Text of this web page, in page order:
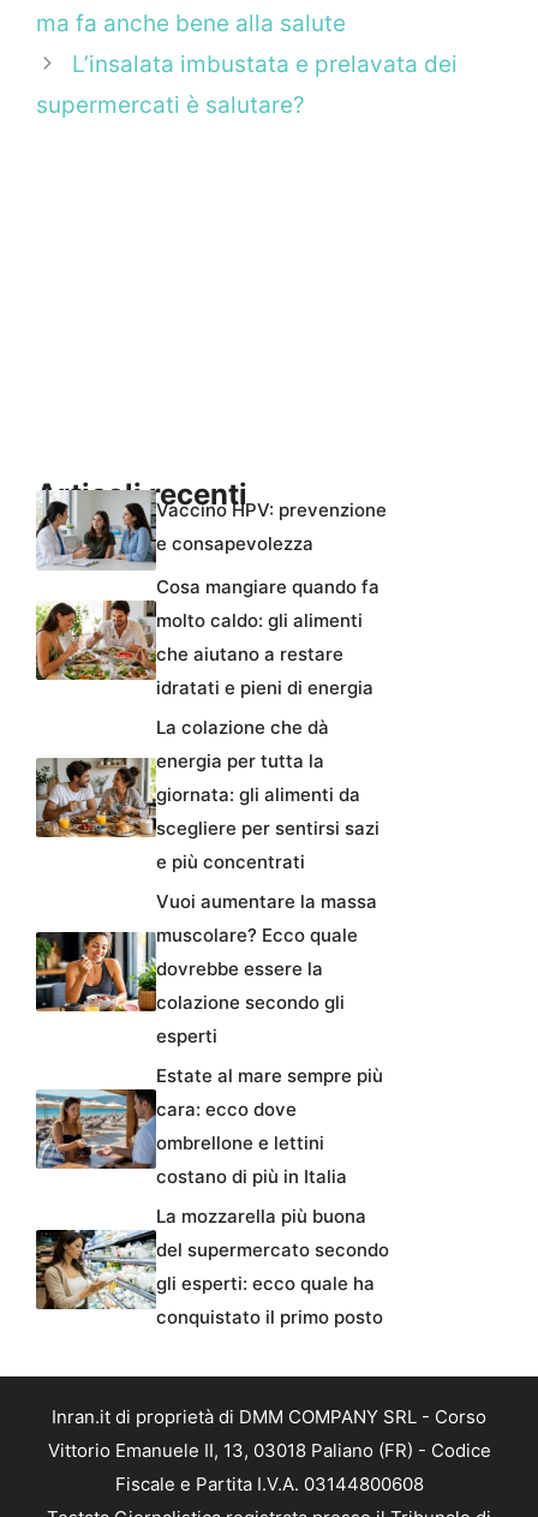
ma fa anche bene alla salute
L’insalata imbustata e prelavata dei
supermercati è salutare?
Articoli recentiVaccino HPV: prevenzione
e consapevolezza
Cosa mangiare quando fa
molto caldo: gli alimenti
che aiutano a restare
idratati e pieni di energia
La colazione che dà
energia per tutta la
giornata: gli alimenti da
scegliere per sentirsi sazi
e più concentrati
Vuoi aumentare la massa
muscolare? Ecco quale
dovrebbe essere la
colazione secondo gli
esperti
Estate al mare sempre più
cara: ecco dove
ombrellone e lettini
costano di più in Italia
La mozzarella più buona
del supermercato secondo
gli esperti: ecco quale ha
conquistato il primo posto
Inran.it di proprietà di DMM COMPANY SRL - Corso
Vittorio Emanuele II, 13, 03018 Paliano (FR) - Codice
Fiscale e Partita I.V.A. 03144800608